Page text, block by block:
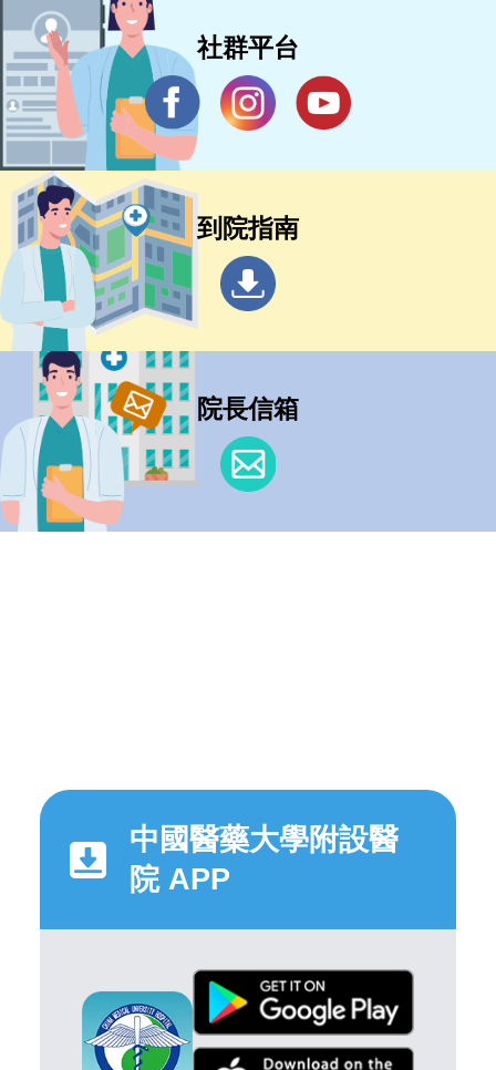
社群平台
到院指南
院長信箱
中國醫藥大學附設醫
院 APP